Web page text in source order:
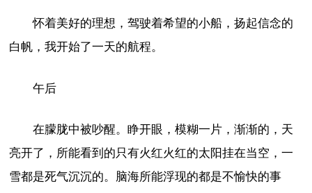
怀着美好的理想，驾驶着希望的小船，扬起信念的
白帆，我开始了一天的航程。
午后
在朦胧中被吵醒。睁开眼，模糊一片，渐渐的，天
亮开了，所能看到的只有火红火红的太阳挂在当空，一
雪都是死气沉沉的。脑海所能浮现的都是不愉快的事